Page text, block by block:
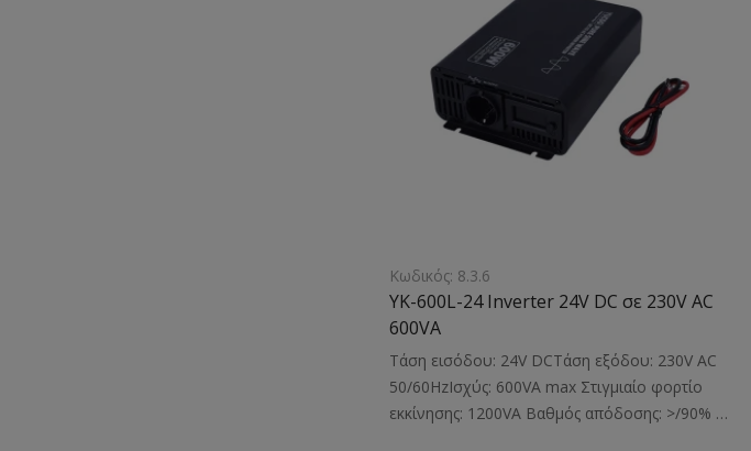
ραδιοφώνων, λαμπών, και άλλων ηλεκτρικών
συσκευών από τάση 24V DC σε τάση 230V ΑC
μέγιστου φορτίου λειτουργίας
3000VAΔιαστάσεις: 400x242x88mmΒάρος:
7.5kg Σημείωση: Για την πλήρη απόδοση της
ισχύος 3000VA του inverterYK-3000L-24
Κωδικός: 8.3.6
YK-600L-24 Inverter 24V DC σε 230V AC
600VA
Τάση εισόδου: 24V DCΤάση εξόδου: 230V AC
50/60HzΙσχύς: 600VA max Στιγμιαίο φορτίο
εκκίνησης: 1200VA Βαθμός απόδοσης: >/90%